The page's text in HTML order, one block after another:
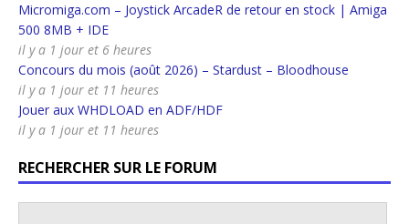
Micromiga.com – Joystick ArcadeR de retour en stock | Amiga
500 8MB + IDE
il y a 1 jour et 6 heures
Concours du mois (août 2026) – Stardust – Bloodhouse
il y a 1 jour et 11 heures
Jouer aux WHDLOAD en ADF/HDF
il y a 1 jour et 11 heures
RECHERCHER SUR LE FORUM